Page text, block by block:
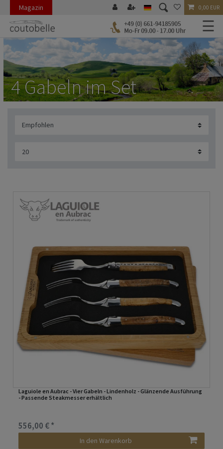
Magazin 0,00 EUR
☰
4 Gabeln im Set
Laguiole en Aubrac - Vier Gabeln - Lindenholz - Glänzende Ausführung
- Passende Steakmesser erhältlich
556,00 € *
In den Warenkorb